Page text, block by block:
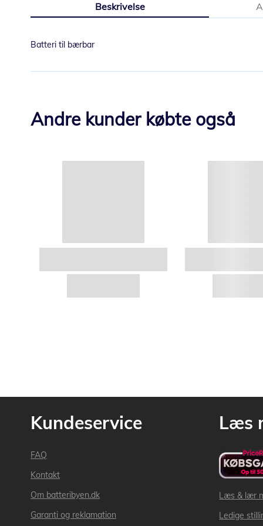
af
Beskrivelse
Batteri til bærbar
Andre kunder købte også
Kundeservice
FAQ
Kontakt
Om batteribyen.dk
Garanti og reklamation
Læs
Læs & lær
Ledige